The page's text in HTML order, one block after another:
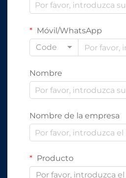
Móvil/WhatsApp
Code
Nombre
Nombre de la empresa
Producto
Por favor, introduzca